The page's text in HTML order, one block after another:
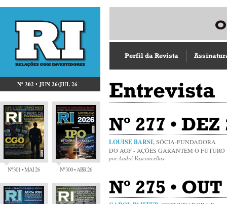
Nº 302 • JUN 26/JUL 26
Nº 301 • MAI 26 Nº 300 • ABR 26
Perfil da Revista
Entrevista
Nº 277 •
LOUISE BARSI,SÓCIA-FUNDADORA
DO AGF - AÇÕES GARANTEM O FUTURO
por André Vasconcellos
Nº 275 •